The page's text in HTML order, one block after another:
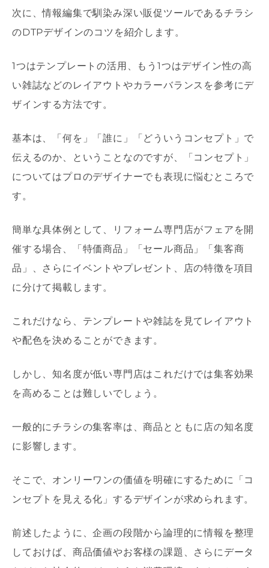
次に、情報編集で馴染み深い販促ツールであるチラシ
のDTPデザインのコツを紹介します。
1つはテンプレートの活用、もう1つはデザイン性の高
い雑誌などのレイアウトやカラーバランスを参考にデ
ザインする方法です。
基本は、「何を」「誰に」「どういうコンセプト」で
伝えるのか、ということなのですが、「コンセプト」
についてはプロのデザイナーでも表現に悩むところで
す。
簡単な具体例として、リフォーム専門店がフェアを開
催する場合、「特価商品」「セール商品」「集客商
品」、さらにイベントやプレゼント、店の特徴を項目
に分けて掲載します。
これだけなら、テンプレートや雑誌を見てレイアウト
や配色を決めることができます。
しかし、知名度が低い専門店はこれだけでは集客効果
を高めることは難しいでしょう。
一般的にチラシの集客率は、商品とともに店の知名度
に影響します。
そこで、オンリーワンの価値を明確にするために「コ
ンセプトを見える化」するデザインが求められます。
前述したように、企画の段階から論理的に情報を整理
しておけば、商品価値やお客様の課題、さらにデータ